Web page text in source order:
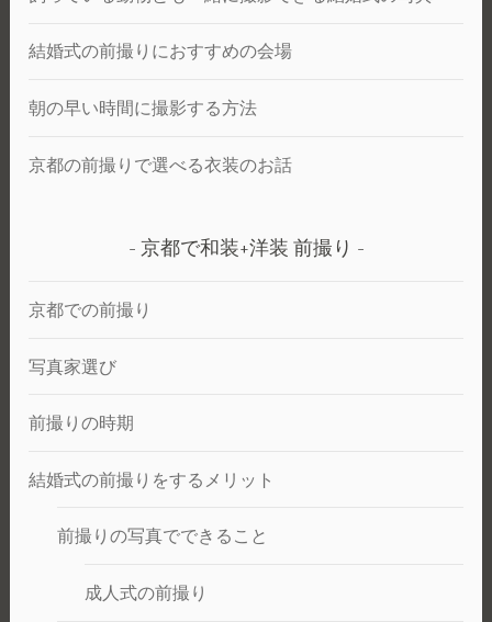
結婚式の前撮りにおすすめの会場
朝の早い時間に撮影する方法
京都の前撮りで選べる衣装のお話
京都で和装+洋装 前撮り
京都での前撮り
写真家選び
前撮りの時期
結婚式の前撮りをするメリット
前撮りの写真でできること
成人式の前撮り